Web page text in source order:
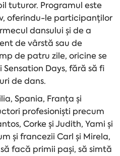
tuturor. Programul este
oferindu-le participanților
dansului și de a
de vârstă sau de
de patru zile, oricine se
Days, fără să fi
de dans.
Spania, Franța și
profesioniști precum
Corke și Judith, Yami și
și francezii Carl și Mirela,
facă primii pași, să simtă